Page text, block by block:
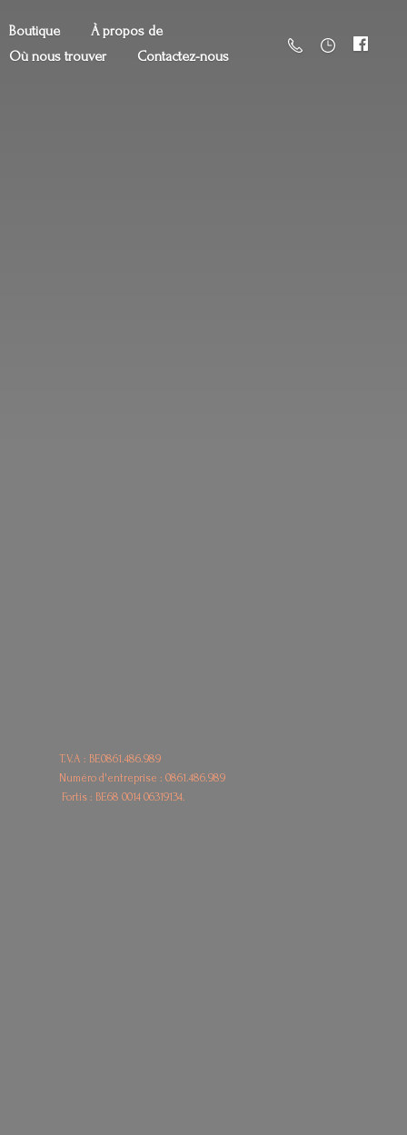
Boutique
À propos de
Où nous trouver
Contactez-nous
T.V.A : BE0861.486.989
Numéro d'entreprise : 0861.486.989
Fortis : BE680014 06319134.